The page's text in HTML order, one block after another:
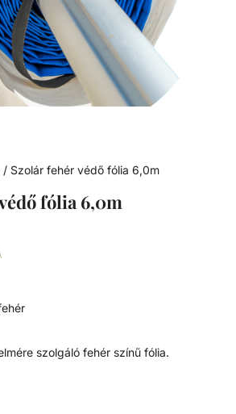
/ Szolár fehér védő fólia 6,0m
fólia 6,0m
szolgáló fehér színű fólia.